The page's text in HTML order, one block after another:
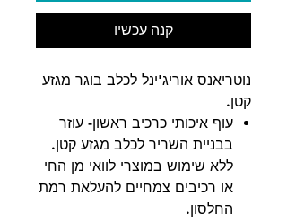
קנה עכשיו
נוטריאנס אוריג'ינל לכלב בוגר מגזע
קטן.
עוף איכותי כרכיב ראשון- עוזר
בבניית השריר לכלב מגזע קטן.
ללא שימוש במוצרי לוואי מן החי
או רכיבים צמחיים להעלאת רמת
החלסון.